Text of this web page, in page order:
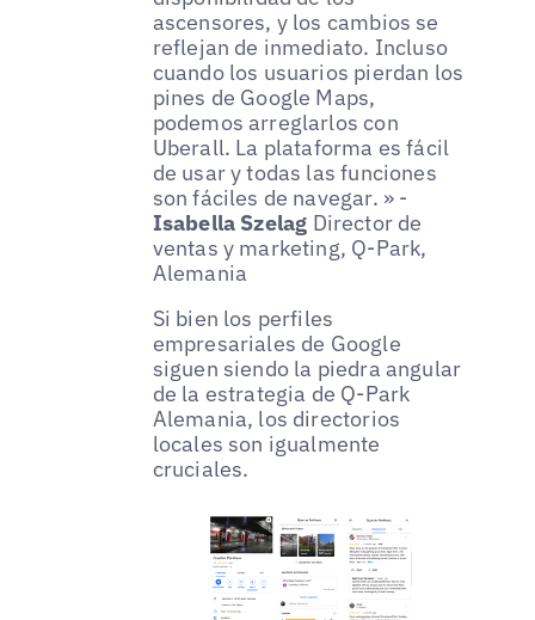
ascensores, y los cambios se
reflejan de inmediato. Incluso
cuando los usuarios pierdan los
pines de Google Maps,
podemos arreglarlos con
Uberall. La plataforma es fácil
de usar y todas las funciones
son fáciles de navegar. » -
Isabella Szelag Director de
ventas y marketing, Q-Park,
Alemania
Si bien los perfiles
empresariales de Google
siguen siendo la piedra angular
de la estrategia de Q-Park
Alemania, los directorios
locales son igualmente
cruciales.